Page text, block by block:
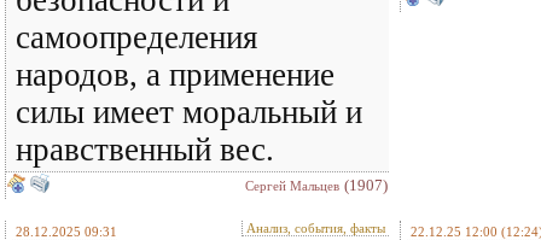
самоопределения
народов, а применение
силы имеет моральный и
нравственный вес.
Сергей Мальцев (1907)
28.12.2025 09:31 Анализ, события, факты 22.12.25 12:00